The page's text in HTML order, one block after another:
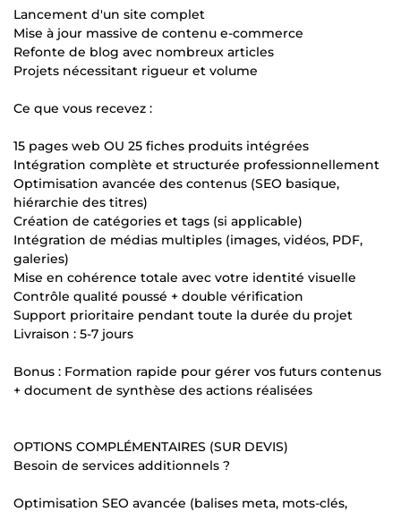
Lancement d'un site complet
Mise à jour massive de contenu e-commerce
Refonte de blog avec nombreux articles
Projets nécessitant rigueur et volume
Ce que vous recevez :
15 pages web OU 25 fiches produits intégrées
Intégration complète et structurée professionnellement
Optimisation avancée des contenus (SEO basique,
hiérarchie des titres)
Création de catégories et tags (si applicable)
Intégration de médias multiples (images, vidéos, PDF,
galeries)
Mise en cohérence totale avec votre identité visuelle
Contrôle qualité poussé + double vérification
Support prioritaire pendant toute la durée du projet
Livraison : 5-7 jours
Bonus : Formation rapide pour gérer vos futurs contenus
+ document de synthèse des actions réalisées
OPTIONS COMPLÉMENTAIRES (SUR DEVIS)
Besoin de services additionnels ?
Optimisation SEO avancée (balises meta, mots-clés,